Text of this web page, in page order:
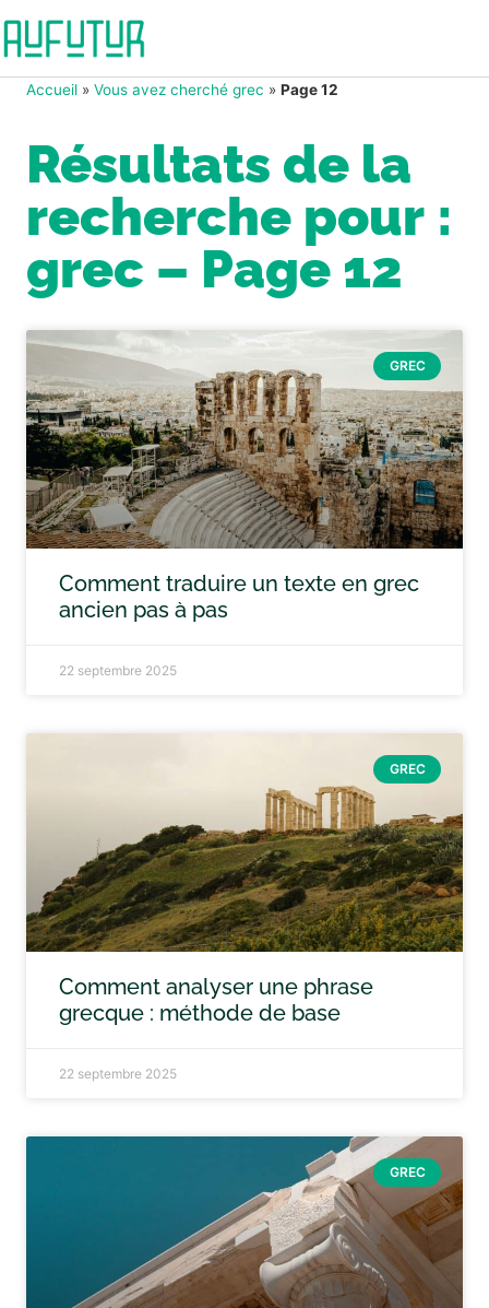
Accueil » Vous avez cherché grec » Page 12
Résultats de la
recherche pour :
grec – Page 12
GREC
Comment traduire un texte en grec
ancien pas à pas
22 septembre 2025
GREC
Comment analyser une phrase
grecque : méthode de base
22 septembre 2025
GREC